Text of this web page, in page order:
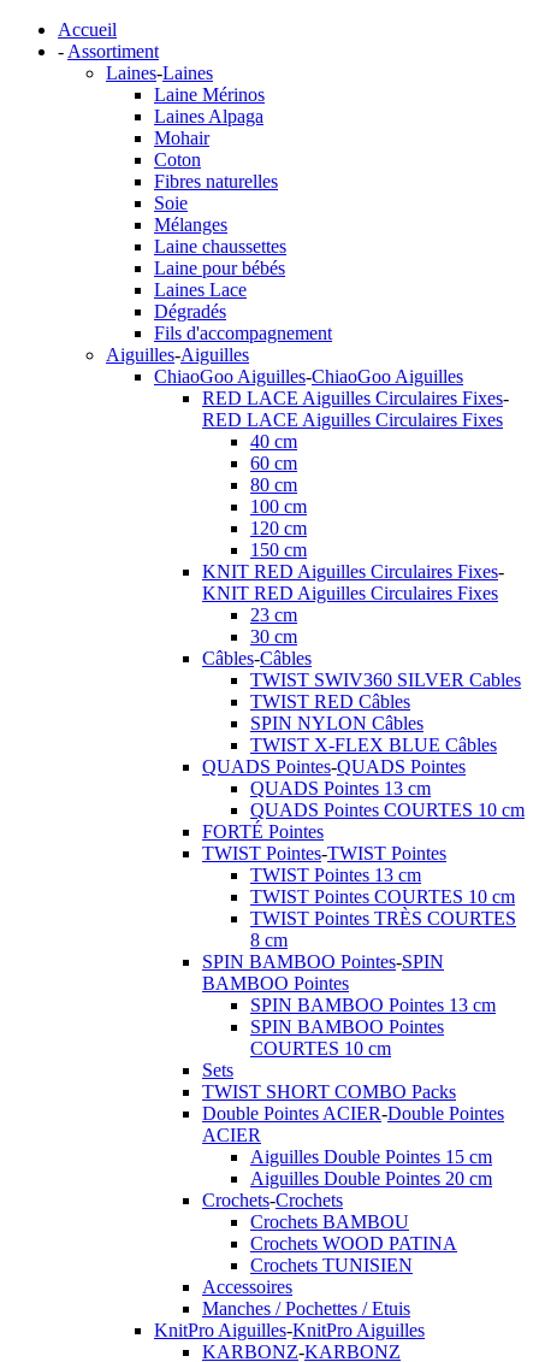
Accueil
- Assortiment
Laines-Laines
Laine Mérinos
Laines Alpaga
Mohair
Coton
Fibres naturelles
Soie
Mélanges
Laine chaussettes
Laine pour bébés
Laines Lace
Dégradés
Fils d'accompagnement
Aiguilles-Aiguilles
ChiaoGoo Aiguilles-ChiaoGoo Aiguilles
RED LACE Aiguilles Circulaires Fixes-
RED LACE Aiguilles Circulaires Fixes
40 cm
60 cm
80 cm
100 cm
120 cm
150 cm
KNIT RED Aiguilles Circulaires Fixes-
KNIT RED Aiguilles Circulaires Fixes
23 cm
30 cm
Câbles-Câbles
TWIST SWIV360 SILVER Cables
TWIST RED Câbles
SPIN NYLON Câbles
TWIST X-FLEX BLUE Câbles
QUADS Pointes-QUADS Pointes
QUADS Pointes 13 cm
QUADS Pointes COURTES 10 cm
FORTÉ Pointes
TWIST Pointes-TWIST Pointes
TWIST Pointes 13 cm
TWIST Pointes COURTES 10 cm
TWIST Pointes TRÈS COURTES
8 cm
SPIN BAMBOO Pointes-SPIN
BAMBOO Pointes
SPIN BAMBOO Pointes 13 cm
SPIN BAMBOO Pointes
COURTES 10 cm
Sets
TWIST SHORT COMBO Packs
Double Pointes ACIER-Double Pointes
ACIER
Aiguilles Double Pointes 15 cm
Aiguilles Double Pointes 20 cm
Crochets-Crochets
Crochets BAMBOU
Crochets WOOD PATINA
Crochets TUNISIEN
Accessoires
Manches / Pochettes / Etuis
KnitPro Aiguilles-KnitPro Aiguilles
KARBONZ-KARBONZ